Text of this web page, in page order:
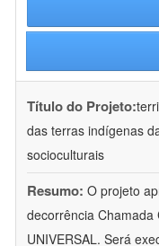
Título do Projeto:
das terras indígenas
socioculturais
Resumo: O projeto
decorrência Chamada
UNIVERSAL. Será